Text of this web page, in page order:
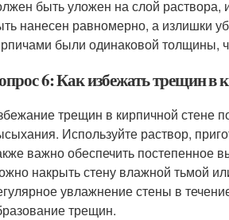
быть уложен на слой
нанесен равномерно, а излишки
были одинаковой толщины,
6: Как избежать трещин в
трещин в кирпичной стене
Используйте раствор,
важно обеспечить постепенное
накрыть стену влажной тьмой
увлажнение стены в
трещин.